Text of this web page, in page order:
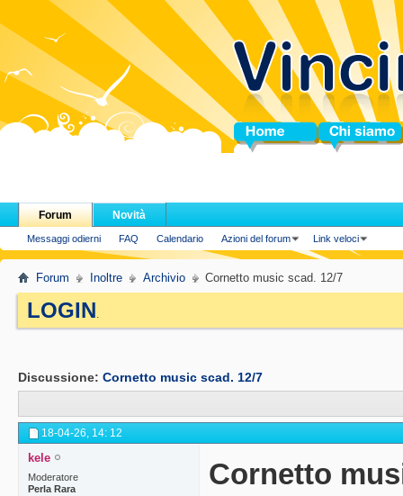
Home Chi siamo
Forum
Messaggi odierni FAQ Calendario Azioni del forum Link veloci
Novità
Forum Inoltre Archivio Cornetto music scad. 12/7
LOGIN.
Discussione: Cornetto music scad. 12/7
18-04-26, 14: 12
kele
Moderatore
Perla Rara
Cornetto